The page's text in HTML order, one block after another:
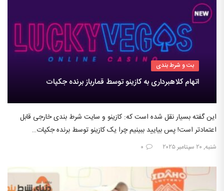
بت و شرط بندی
اتهام کلاهبرداری به کازینو توسط قمارباز برنده جکپات
این گفته بسیار نقل شده است که: کازینو و سایت شرط بندی خارجی قابل
اعتمادتر است! پس بیایید ببینیم چرا یک کازینو توسط برنده جکپات…
شنبه, ۲۰ سپتامبر ۲۰۲۵ ۰